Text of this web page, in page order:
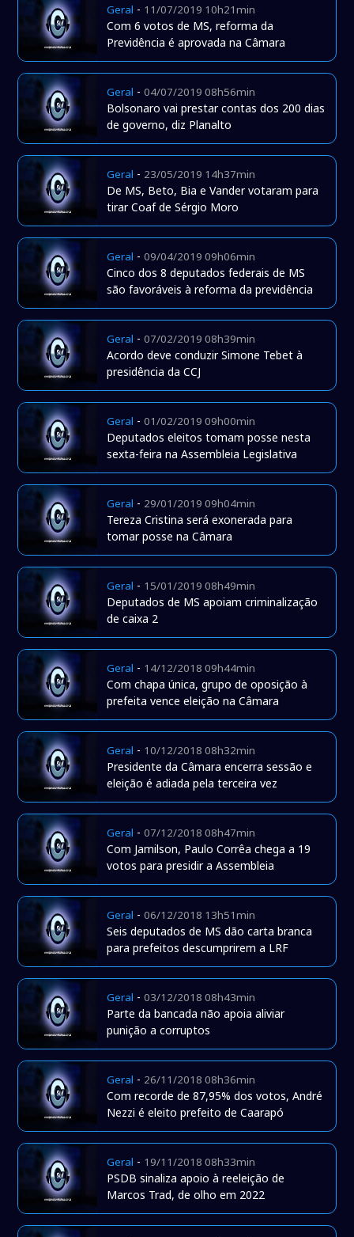
Geral - 11/07/2019 10h21min
Com 6 votos de MS, reforma da
Previdência é aprovada na Câmara
Geral -04/07/2019 08h56min
Bolsonaro vai prestar contas dos 200 dias
de governo, diz Planalto
Geral - 23/05/2019 14h37min
De MS, Beto, Bia e Vander votaram para
tirar Coaf de Sérgio Moro
Geral -09/04/2019 09h06min
Cinco dos 8 deputados federais de MS
são favoráveis à reforma da previdência
Geral -07/02/2019 08h39min
Acordo deve conduzir Simone Tebet à
presidência da CCJ
Geral -01/02/2019 09h00min
Deputados eleitos tomam posse nesta
sexta-feira na Assembleia Legislativa
Geral - 29/01/2019 09h04min
Tereza Cristina será exonerada para
tomar posse na Câmara
Geral - 15/01/2019 08h49min
Deputados de MS apoiam criminalização
de caixa 2
Geral - 14/12/2018 09h44min
Com chapa única, grupo de oposição à
prefeita vence eleição na Câmara
Geral - 10/12/2018 08h32min
Presidente da Câmara encerra sessão e
eleição é adiada pela terceira vez
Geral -07/12/2018 08h47min
Com Jamilson, Paulo Corrêa chega a 19
votos para presidir a Assembleia
Geral -06/12/2018 13h51min
Seis deputados de MS dão carta branca
para prefeitos descumprirem a LRF
Geral -03/12/2018 08h43min
Parte da bancada não apoia aliviar
punição a corruptos
Geral - 26/11/2018 08h36min
Com recorde de 87,95% dos votos, André
Nezzi é eleito prefeito de Caarapó
Geral - 19/11/2018 08h33min
PSDB sinaliza apoio à reeleição de
Marcos Trad, de olho em 2022